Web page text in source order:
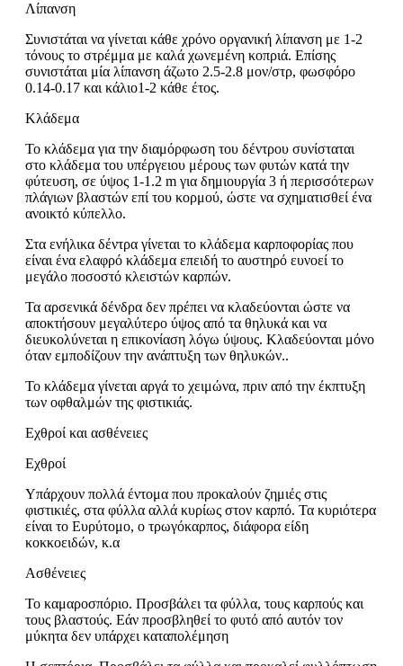
Λίπανση
Συνιστάται να γίνεται κάθε χρόνο οργανική λίπανση με 1-2
τόνους το στρέμμα με καλά χωνεμένη κοπριά. Επίσης
συνιστάται μία λίπανση άζωτο 2.5-2.8 μον/στρ, φωσφόρο
0.14-0.17 και κάλιο1-2 κάθε έτος.
Κλάδεμα
Το κλάδεμα για την διαμόρφωση του δέντρου συνίσταται
στο κλάδεμα του υπέργειου μέρους των φυτών κατά την
φύτευση, σε ύψος 1-1.2 m για δημιουργία 3 ή περισσότερων
πλάγιων βλαστών επί του κορμού, ώστε να σχηματισθεί ένα
ανοικτό κύπελλο.
Στα ενήλικα δέντρα γίνεται το κλάδεμα καρποφορίας που
είναι ένα ελαφρό κλάδεμα επειδή το αυστηρό ευνοεί το
μεγάλο ποσοστό κλειστών καρπών.
Τα αρσενικά δένδρα δεν πρέπει να κλαδεύονται ώστε να
αποκτήσουν μεγαλύτερο ύψος από τα θηλυκά και να
διευκολύνεται η επικονίαση λόγω ύψους. Κλαδεύονται μόνο
όταν εμποδίζουν την ανάπτυξη των θηλυκών..
Το κλάδεμα γίνεται αργά το χειμώνα, πριν από την έκπτυξη
των οφθαλμών της φιστικιάς.
Εχθροί και ασθένειες
Εχθροί
Υπάρχουν πολλά έντομα που προκαλούν ζημιές στις
φιστικιές, στα φύλλα αλλά κυρίως στον καρπό. Τα κυριότερα
είναι το Ευρύτομο, ο τρωγόκαρπος, διάφορα είδη
κοκκοειδών, κ.α
Ασθένειες
Το καμαροσπόριο. Προσβάλει τα φύλλα, τους καρπούς και
τους βλαστούς. Εάν προσβληθεί το φυτό από αυτόν τον
μύκητα δεν υπάρχει καταπολέμηση